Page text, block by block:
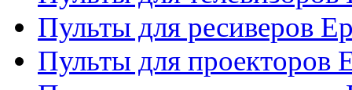
Пульты для ресиверов
Пульты для проекторов